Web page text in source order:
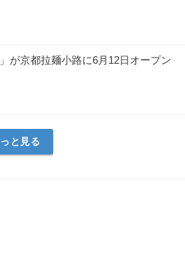
が京都拉麺小路に6月12日オープン
と見る